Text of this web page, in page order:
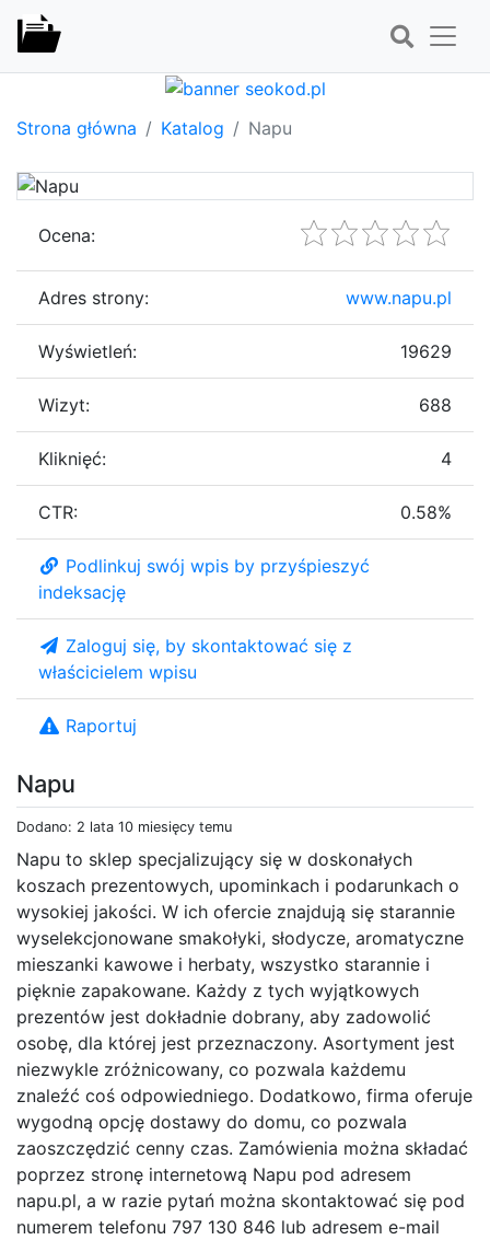
Strona główna Katalog Napu
Napu
Dodano: 2 lata 10 miesięcy temu
Napu to sklep specjalizujący się w doskonałych
koszach prezentowych, upominkach i podarunkach o
wysokiej jakości. W ich ofercie znajdują się starannie
wyselekcjonowane smakołyki, słodycze, aromatyczne
mieszanki kawowe i herbaty, wszystko starannie i
pięknie zapakowane. Każdy z tych wyjątkowych
prezentów jest dokładnie dobrany, aby zadowolić
osobę, dla której jest przeznaczony. Asortyment jest
niezwykle zróżnicowany, co pozwala każdemu
znaleźć coś odpowiedniego. Dodatkowo, firma oferuje
wygodną opcję dostawy do domu, co pozwala
zaoszczędzić cenny czas. Zamówienia można składać
poprzez stronę internetową Napu pod adresem
napu.pl, a w razie pytań można skontaktować się pod
numerem telefonu 797 130 846 lub adresem e-mail
Ocena:
Adres strony: www.napu.pl
Wyświetleń: 19629
Wizyt: 688
Kliknięć: 4
CTR: 0.58%
Podlinkuj swój wpis by przyśpieszyć
indeksację
Zaloguj się, by skontaktować się z
właścicielem wpisu
Raportuj